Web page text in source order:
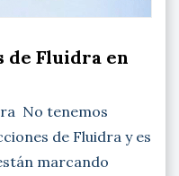
de Fluidra en
No tenemos
de Fluidra y es
marcando